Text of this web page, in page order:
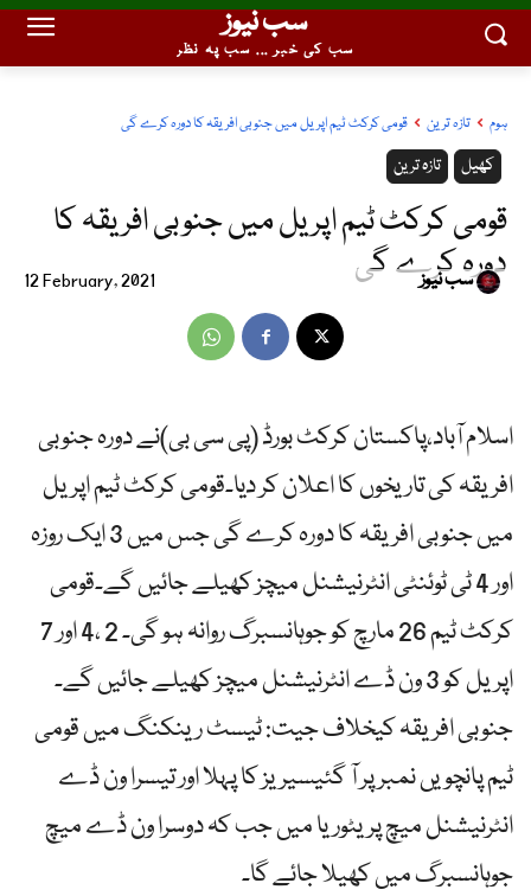
سب نیوز
سب کی خبر ... سب پہ نظر
ہوم تازہ ترین قومی کرکٹ ٹیم اپریل میں جنوبی افریقہ کا دورہ کرے گی
تازہ ترین کھیل
قومی کرکٹ ٹیم اپریل میں جنوبی افریقہ کا
دورہ کرے گی
12 February, 2021 سب نیوز
اسلام آباد،پاکستان کرکٹ بورڈ (پی سی بی)نے دورہ جنوبی
افریقہ کی تاریخوں کا اعلان کر دیا۔قومی کرکٹ ٹیم اپریل
میں جنوبی افریقہ کا دورہ کرے گی جس میں 3 ایک روزہ
اور 4 ٹی ٹوئنٹی انٹرنیشنل میچز کھیلے جائیں گے۔قومی
کرکٹ ٹیم 26 مارچ کو جوہانسبرگ روانہ ہو گی۔ 2 ،4 اور 7
اپریل کو 3 ون ڈے انٹرنیشنل میچز کھیلے جائیں گے۔
جنوبی افریقہ کیخلاف جیت: ٹیسٹ رینکنگ میں قومی
ٹیم پانچویں نمبر پر آ گئیسیریز کا پہلا اور تیسرا ون ڈے
انٹرنیشنل میچ پریٹوریا میں جب کہ دوسرا ون ڈے میچ
جوہانسبرگ میں کھیلا جائے گا۔